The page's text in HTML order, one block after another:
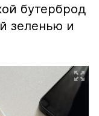
бутерброд
зеленью и